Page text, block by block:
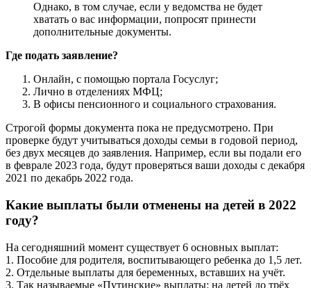
Однако, в том случае, если у ведомства не будет
хватать о вас информации, попросят принести
дополнительные документы.
Где подать заявление?
Онлайн, с помощью портала Госуслуг;
Лично в отделениях МФЦ;
В офисы пенсионного и социального страхования.
Строгой формы документа пока не предусмотрено. При
проверке будут учитываться доходы семьи в годовой период,
без двух месяцев до заявления. Например, если вы подали его
в феврале 2023 года, будут проверяться ваши доходы с декабря
2021 по декабрь 2022 года.
Какие выплаты были отменены на детей в 2022
году?
На сегодняшний момент существует 6 основных выплат:
1. Пособие для родителя, воспитывающего ребенка до 1,5 лет.
2. Отдельные выплаты для беременных, вставших на учёт.
3. Так называемые «Путинские» выплаты: на детей до трёх